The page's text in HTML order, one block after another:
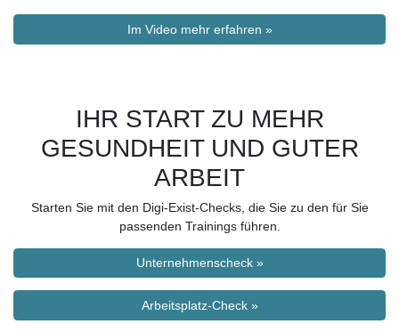
Im Video mehr erfahren »
IHR START ZU MEHR
GESUNDHEIT UND GUTER
ARBEIT
Starten Sie mit den Digi-Exist-Checks, die Sie zu den für Sie
passenden Trainings führen.
Unternehmenscheck »
Arbeitsplatz-Check »